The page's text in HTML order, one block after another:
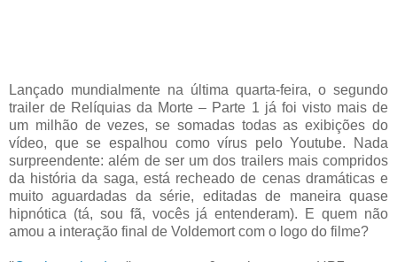
Lançado mundialmente na última quarta-feira, o segundo
trailer de Relíquias da Morte – Parte 1 já foi visto mais de
um milhão de vezes, se somadas todas as exibições do
vídeo, que se espalhou como vírus pelo Youtube. Nada
surpreendente: além de ser um dos trailers mais compridos
da história da saga, está recheado de cenas dramáticas e
muito aguardadas da série, editadas de maneira quase
hipnótica (tá, sou fã, vocês já entenderam). E quem não
amou a interação final de Voldemort com o logo do filme?